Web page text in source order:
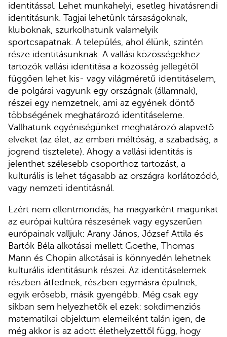
identitással. Lehet munkahelyi, esetleg hivatásrendi
identitásunk. Tagjai lehetünk társaságoknak,
kluboknak, szurkolhatunk valamelyik
sportcsapatnak. A település, ahol élünk, szintén
része identitásunknak. A vallási közösségekhez
tartozók vallási identitása a közösség jellegétől
függően lehet kis- vagy világméretű identitáselem,
de polgárai vagyunk egy országnak (államnak),
részei egy nemzetnek, ami az egyének döntő
többségének meghatározó identitáseleme.
Vallhatunk egyéniségünket meghatározó alapvető
elveket (az élet, az emberi méltóság, a szabadság, a
jogrend tisztelete). Ahogy a vallási identitás is
jelenthet szélesebb csoporthoz tartozást, a
kulturális is lehet tágasabb az országra korlátozódó,
vagy nemzeti identitásnál.
Ezért nem ellentmondás, ha magyarként magunkat
az európai kultúra részesének vagy egyszerűen
európainak valljuk: Arany János, József Attila és
Bartók Béla alkotásai mellett Goethe, Thomas
Mann és Chopin alkotásai is könnyedén lehetnek
kulturális identitásunk részei. Az identitáselemek
részben átfednek, részben egymásra épülnek,
egyik erősebb, másik gyengébb. Még csak egy
síkban sem helyezhetők el ezek: sokdimenziós
matematikai objektum elemeiként talán igen, de
még akkor is az adott élethelyzettől függ, hogy